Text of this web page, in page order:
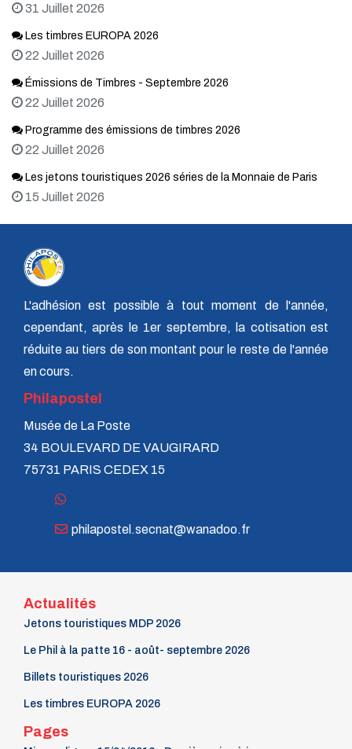
31 Juillet 2026
Les timbres EUROPA 2026
22 Juillet 2026
Émissions de Timbres - Septembre 2026
22 Juillet 2026
Programme des émissions de timbres 2026
22 Juillet 2026
Les jetons touristiques 2026 séries de la Monnaie de Paris
15 Juillet 2026
L'adhésion est possible à tout moment de l'année,
cependant, après le 1er septembre, la cotisation est
réduite au tiers de son montant pour le reste de l'année
en cours.
Philapostel
Musée de La Poste
34 BOULEVARD DE VAUGIRARD
75731 PARIS CEDEX 15
philapostel.secnat@wanadoo.fr
Actualités
Jetons touristiques MDP 2026
Le Phil à la patte 16 - août- septembre 2026
Billets touristiques 2026
Les timbres EUROPA 2026
Pages